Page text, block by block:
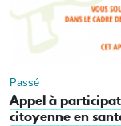
Passé
Appel à
citoyenne en